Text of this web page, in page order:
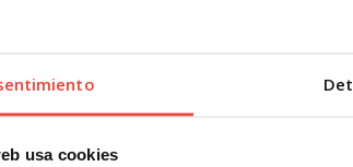
usa cookies
para el
parcial
de Iberia con
de 174,72 euros,
Más de…